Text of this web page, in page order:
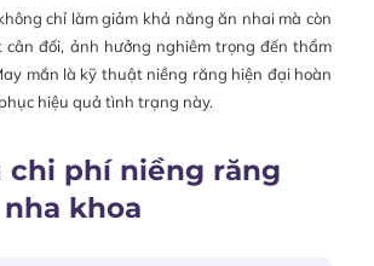
chỉ làm giảm khả năng ăn nhai mà còn
cân đối, ảnh hưởng nghiêm trọng đến thẩm
mắn là kỹ thuật niềng răng hiện đại hoàn
hiệu quả tình trạng này.
chi phí niềng răng
khoa